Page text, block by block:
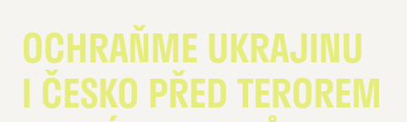
OCHRAŇME UKRAJINU
I ČESKO PŘED TEROREM